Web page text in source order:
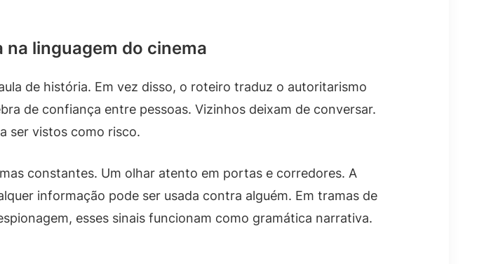
linguagem do cinema
de história. Em vez disso, o roteiro traduz o autoritarismo
de confiança entre pessoas. Vizinhos deixam de conversar.
ser vistos como risco.
constantes. Um olhar atento em portas e corredores. A
informação pode ser usada contra alguém. Em tramas de
esses sinais funcionam como gramática narrativa.